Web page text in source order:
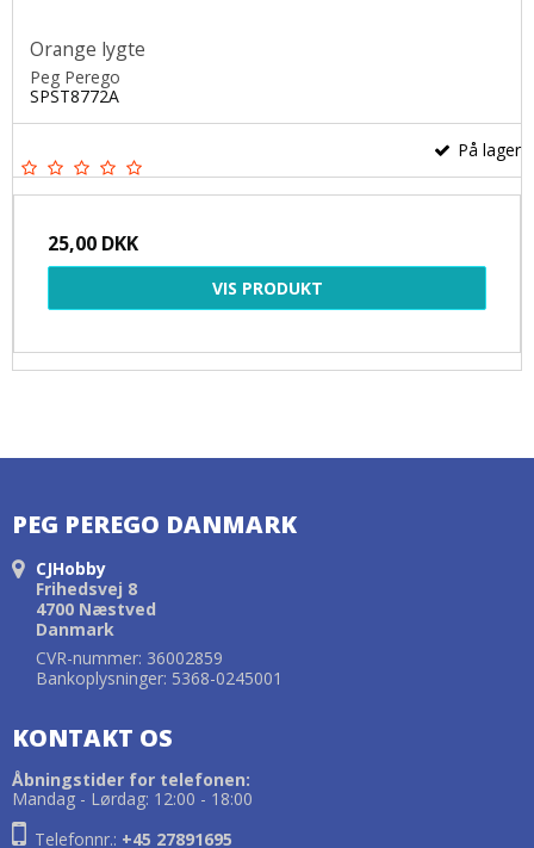
Orange lygte
Peg Perego
SPST8772A
På lager
25,00 DKK
VIS PRODUKT
PEG PEREGO DANMARK
CJHobby
Frihedsvej 8
4700 Næstved
Danmark
CVR-nummer: 36002859
Bankoplysninger: 5368-0245001
KONTAKT OS
Åbningstider for telefonen:
Mandag - Lørdag: 12:00 - 18:00
Telefonnr.: +45 27891695